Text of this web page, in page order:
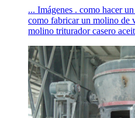
... Imágenes . como hacer
como fabricar un molino de
molino triturador casero